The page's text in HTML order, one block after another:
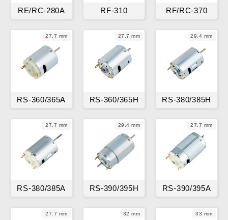
RE/RC-280A RF-310 RF/RC-370
27.7 mm
RS-360/365A
27.7 mm
RS-360/365H
29.4 mm
RS-380/385H
27.7 mm
RS-380/385A
29.4 mm
RS-390/395H
27.7 mm
RS-390/395A
27.7 mm 32 mm 33 mm